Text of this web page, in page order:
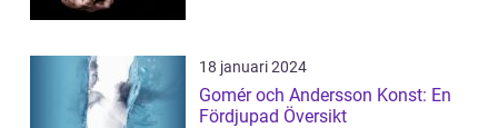
18 januari 2024
Gomér och Andersson Konst: En
Fördjupad Översikt